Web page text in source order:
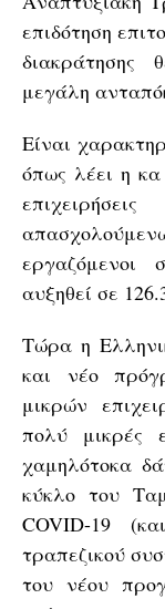
επιδότηση
διακράτησης
μεγάλη
Είναι
όπως λέει η
εργαζόμενοι
αυξηθεί σε
Τώρα η
και νέο
μικρών
πολύ μικρές
χαμηλότοκα
κύκλο του
COVID-19
τραπεζικού
του νέου